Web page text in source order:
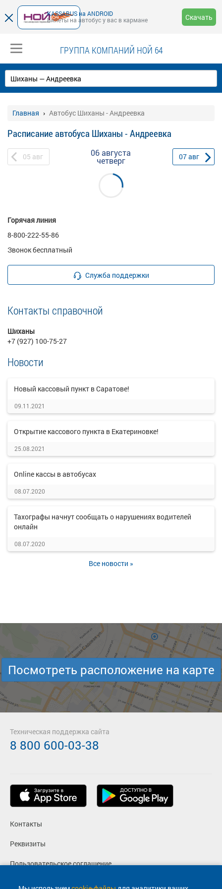
KASSABUS на ANDROID
Билеты на автобус у вас в кармане
Скачать
ГРУППА КОМПАНИЙ НОЙ 64
Главная Автобус Шиханы - Андреевка
Расписание автобуса Шиханы - Андреевка
05 авг 06 августа
четверг 07авг
Горячая линия
8-800-222-55-86
Звонок бесплатный
Служба поддержки
Контакты справочной
Шиханы
+7 (927) 100-75-27
Новости
Новый кассовый пункт в Саратове!
09.11.2021
Открытие кассового пункта в Екатериновке!
25.08.2021
Online кассы в автобусах
08.07.2020
Тахографы начнут сообщать о нарушениях водителей
онлайн
08.07.2020
Все новости »
Посмотреть расположение на карте
Контакты
Реквизиты
Пользовательское соглашение
Политика конфиденциальности
Техническая поддержка сайта
8 800 600-03-38